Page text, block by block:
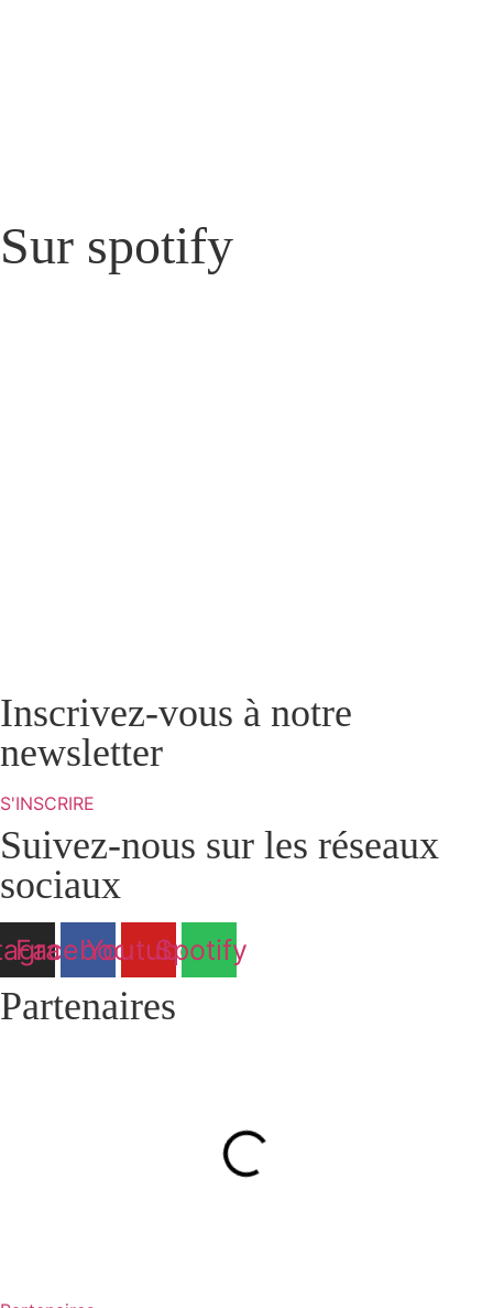
Sur spotify
Inscrivez-vous à notre
newsletter
S'INSCRIRE
Suivez-nous sur les réseaux
sociaux
Facebook
YoutubeSpotify
Partenaires